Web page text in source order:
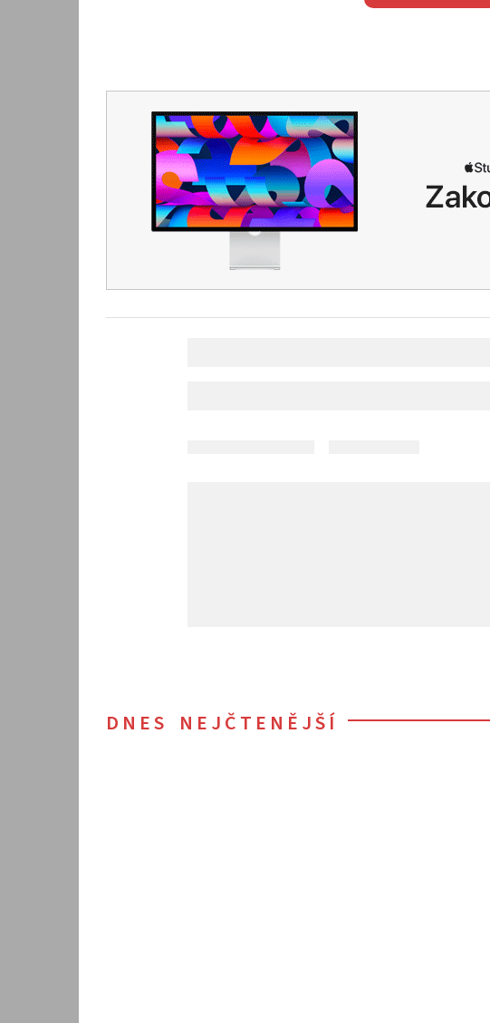
DNES NEJČTENĚJŠÍ